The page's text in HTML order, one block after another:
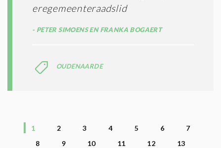
eregemeenteraadslid
PETER SIMOENS EN FRANKA BOGAERT
OUDENAARDE
1 2 3 4 5 6
7
8
9 10 11 12 13